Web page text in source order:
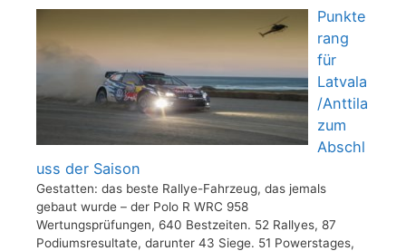
Punkte
rang
für
Latvala
/Anttila
zum
Abschl
uss der Saison
Gestatten: das beste Rallye-Fahrzeug, das jemals
gebaut wurde – der Polo R WRC 958
Wertungsprüfungen, 640 Bestzeiten. 52 Rallyes, 87
Podiumsresultate, darunter 43 Siege. 51 Powerstages,